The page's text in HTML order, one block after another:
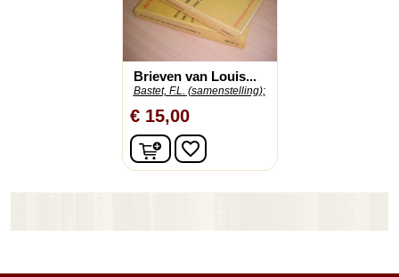
Brieven van Louis...
Bastet, F.L. (samenstelling);
€ 15,00
In winkelwagen
favorite_border